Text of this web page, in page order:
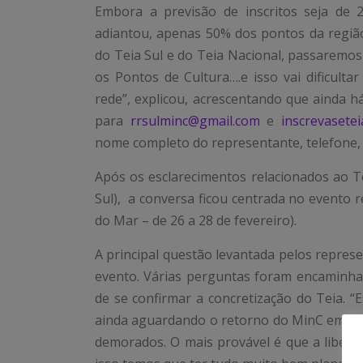
Embora a previsão de inscritos seja de
adiantou, apenas 50% dos pontos da
do Teia Sul e do Teia Nacional,
os Pontos de Cultura….e isso vai
rede”, explicou, acrescentando que ainda
para rrsulminc@gmail.com e
nome completo do representante, telefone,
Após os esclarecimentos relacionados ao
Sul), a conversa ficou centrada no evento
do Mar – de 26 a 28 de fevereiro).
A principal questão levantada pelos
evento. Várias perguntas foram
de se confirmar a concretização do Teia.
ainda aguardando o retorno do MinC em
demorados. O mais provável é que a